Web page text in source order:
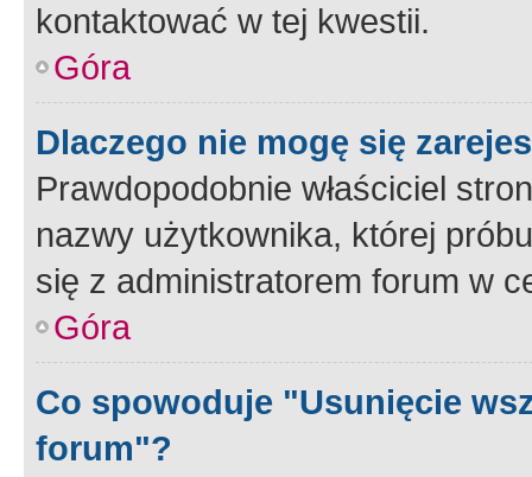
kontaktować w tej kwestii.
Góra
Dlaczego nie mogę się
Prawdopodobnie właściciel
nazwy użytkownika, której
się z administratorem forum w
Góra
Co spowoduje "Usunięcie
forum"?